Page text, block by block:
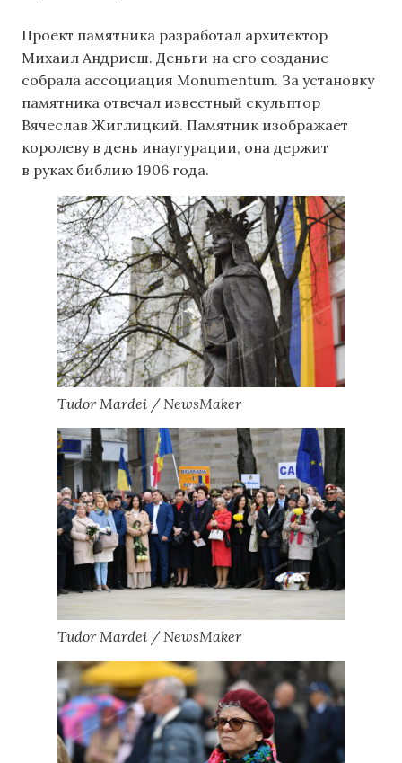
Проект памятника разработал архитектор
Михаил Андриеш. Деньги на его создание
собрала ассоциация Monumentum. За установку
памятника отвечал известный скульптор
Вячеслав Жиглицкий. Памятник изображает
королеву в день инаугурации, она держит
в руках библию 1906 года.
Tudor Mardei / NewsMaker
Tudor Mardei / NewsMaker